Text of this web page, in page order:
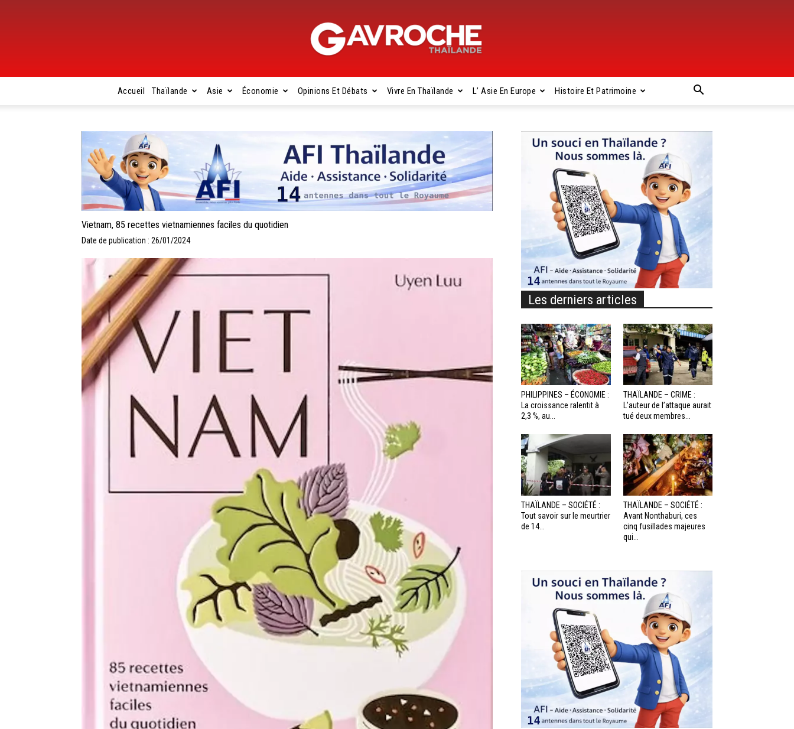
Gavroche
Thaïlande
Accueil Thaïlande Asie Économie Opinions Et Débats Vivre En Thaïlande L’ Asie En Europe Histoire Et Patrimoine
Vietnam, 85 recettes vietnamiennes faciles du quotidien
Date de publication : 26/01/2024
Les derniers articles
PHILIPPINES – ÉCONOMIE :
La croissance ralentit à
2,3 %, au...
THAÏLANDE – CRIME :
L’auteur de l’attaque aurait
tué deux membres...
THAÏLANDE – SOCIÉTÉ :
Tout savoir sur le meurtrier
de 14...
THAÏLANDE – SOCIÉTÉ :
Avant Nonthaburi, ces
cinq fusillades majeures
qui...